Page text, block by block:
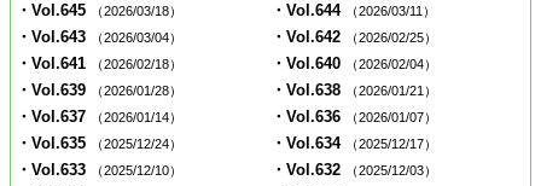
・Vol.645 （2026/03/18） ・Vol.644 （2026/03/11）
・Vol.643 （2026/03/04） ・Vol.642 （2026/02/25）
・Vol.641 （2026/02/18） ・Vol.640 （2026/02/04）
・Vol.639 （2026/01/28） ・Vol.638 （2026/01/21）
・Vol.637 （2026/01/14） ・Vol.636 （2026/01/07）
・Vol.635 （2025/12/24） ・Vol.634 （2025/12/17）
・Vol.633 （2025/12/10） ・Vol.632 （2025/12/03）